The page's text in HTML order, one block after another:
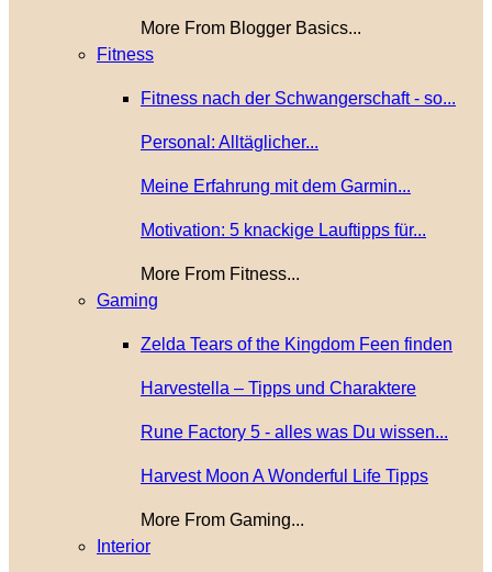
More From Blogger Basics...
Fitness
Fitness nach der Schwangerschaft - so...
Personal: Alltäglicher...
Meine Erfahrung mit dem Garmin...
Motivation: 5 knackige Lauftipps für...
More From Fitness...
Gaming
Zelda Tears of the Kingdom Feen finden
Harvestella – Tipps und Charaktere
Rune Factory 5 - alles was Du wissen...
Harvest Moon A Wonderful Life Tipps
More From Gaming...
Interior